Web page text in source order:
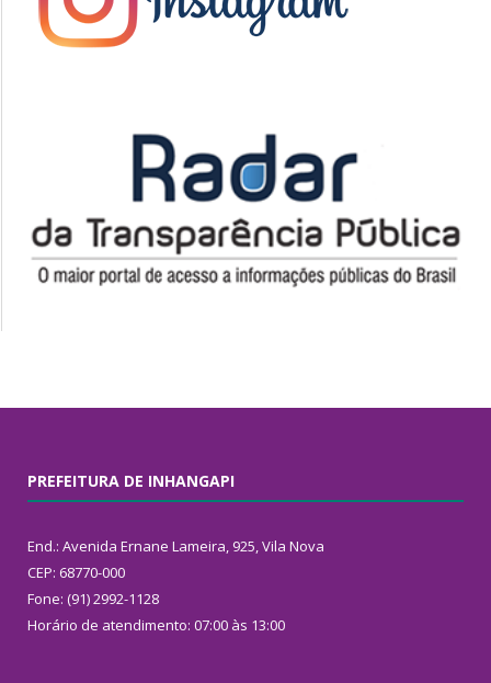
PREFEITURA DE INHANGAPI
End.: Avenida Ernane Lameira, 925, Vila Nova
CEP: 68770-000
Fone: (91) 2992-1128
Horário de atendimento: 07:00 às 13:00